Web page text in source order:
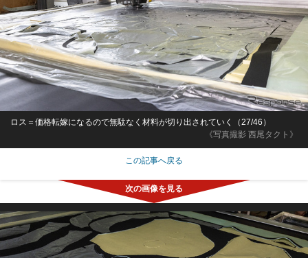
《写真撮影 西尾タクト》
ロス＝価格転嫁になるので無駄なく材料が切り出されていく（27/46）
この記事へ戻る